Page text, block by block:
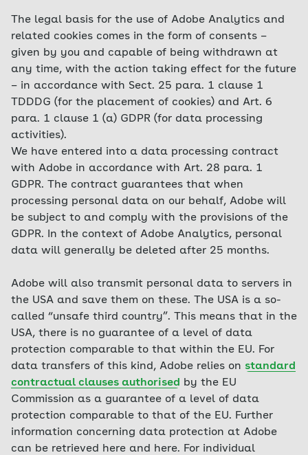
The legal basis for the use of Adobe Analytics and
related cookies comes in the form of consents –
given by you and capable of being withdrawn at
any time, with the action taking effect for the future
– in accordance with Sect. 25 para. 1 clause 1
TDDDG (for the placement of cookies) and Art. 6
para. 1 clause 1 (a) GDPR (for data processing
activities).
We have entered into a data processing contract
with Adobe in accordance with Art. 28 para. 1
GDPR. The contract guarantees that when
processing personal data on our behalf, Adobe will
be subject to and comply with the provisions of the
GDPR. In the context of Adobe Analytics, personal
data will generally be deleted after 25 months.
Adobe will also transmit personal data to servers in
the USA and save them on these. The USA is a so-
called “unsafe third country”. This means that in the
USA, there is no guarantee of a level of data
protection comparable to that within the EU. For
data transfers of this kind, Adobe relies on standard
contractual clauses authorised
by the EU
Commission as a guarantee of a level of data
protection comparable to that of the EU. Further
information concerning data protection at Adobe
can be retrieved here and here. For individual